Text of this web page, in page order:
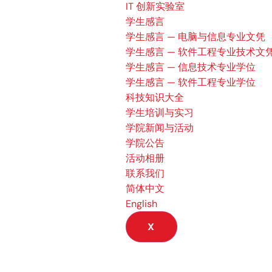
IT 创新实验室
学生感言
学生感言 — 电脑与信息专业文凭
学生感言 — 软件工程专业技术文
学生感言 — 信息技术专业学位
学生感言 — 软件工程专业学位
科技知识大全
学生培训与实习
学院新闻与活动
学院公告
活动相册
联系我们
简体中文
English
X